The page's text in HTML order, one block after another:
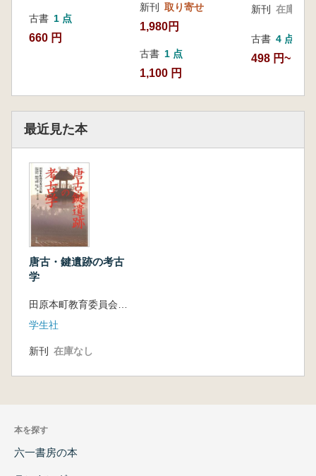
古書 1 点
660 円
新刊 取り寄せ
1,980円
古書 1 点
1,100 円
新刊 在庫なし
古書 4 点
498 円~
最近見た本
唐古・鍵遺跡の考古
学
学生社
新刊 在庫なし
本を探す
六一書房の本